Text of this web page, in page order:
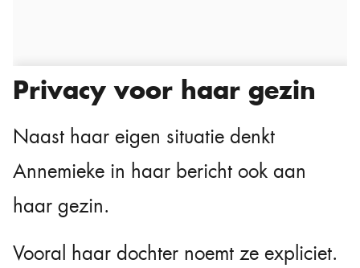
Privacy voor haar gezin
Naast haar eigen situatie denkt
Annemieke in haar bericht ook aan
haar gezin.
Vooral haar dochter noemt ze expliciet.